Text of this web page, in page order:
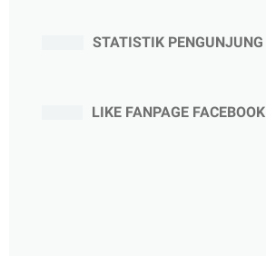
STATISTIK PENGUNJUNG
LIKE FANPAGE FACEBOOK